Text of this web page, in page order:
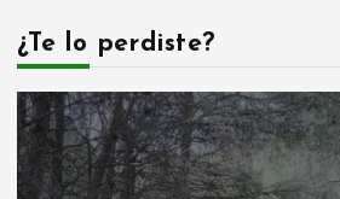
¿Te lo perdiste?